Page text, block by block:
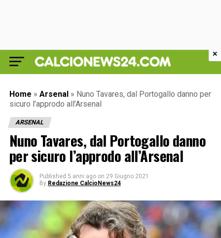
Home » Arsenal » Nuno Tavares, dal Portogallo danno per
sicuro l’approdo all’Arsenal
ARSENAL
Nuno Tavares, dal Portogallo danno
per sicuro l’approdo all’Arsenal
Published 5 anni ago on 29 Giugno 2021
By Redazione CalcioNews24
×